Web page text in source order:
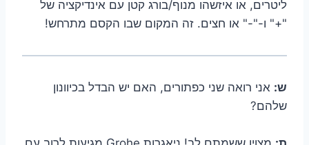
ליטרים, או איזשהו מנוף/בורג קטן עם אינדיקציה של
"+" ו-"-" או חצים. זה המקום שבו הקסם מתרחש!
ש: אני רואה שני כפתורים, האם יש הבדל בכיוונון
שלהם?